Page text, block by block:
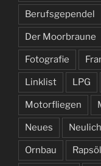
Berufsgependel
Der Moorbraune
Fotografie
Linklist LPG
Motorfliegen
Neues
Ornbau Rapsöl